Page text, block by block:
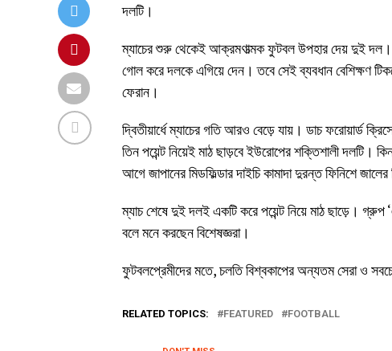
দলটি।
ম্যাচের শুরু থেকেই আক্রমণাত্মক ফুটবল উপহার দেয় দুই দল।
গোল করে দলকে এগিয়ে দেন। তবে সেই ব্যবধান বেশিক্ষণ
ফেরান।
দ্বিতীয়ার্ধে ম্যাচের গতি আরও বেড়ে যায়। ডাচ ফরোয়ার্ড
তিন পয়েন্ট নিয়েই মাঠ ছাড়বে ইউরোপের শক্তিশালী দলটি।
আগে জাপানের মিডফিল্ডার দাইচি কামাদা দুরন্ত ফিনিশে
ম্যাচ শেষে দুই দলই একটি করে পয়েন্ট নিয়ে মাঠ ছাড়ে। গ্রুপ
বলে মনে করছেন বিশেষজ্ঞরা।
ফুটবলপ্রেমীদের মতে, চলতি বিশ্বকাপের অন্যতম সেরা ও
RELATED TOPICS: FEATURED FOOTBALL